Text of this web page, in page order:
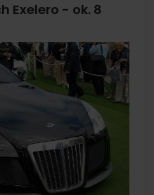
Exelero - ok. 8